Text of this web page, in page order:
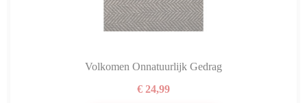
Volkomen Onnatuurlijk Gedrag
€ 24,99